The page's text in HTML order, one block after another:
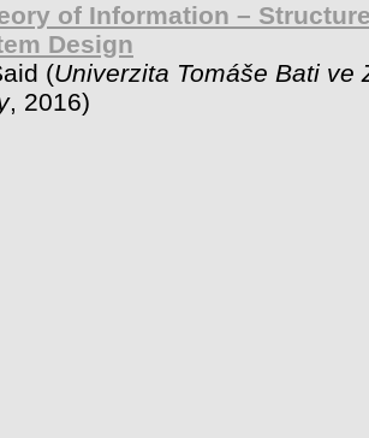
of Information –
Design
(Univerzita Tomáše Bati
, 2016)